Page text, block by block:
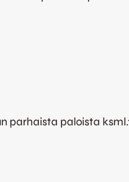
parhaista paloista